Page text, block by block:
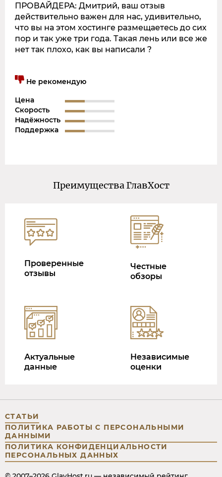
ПРОВАЙДЕРА: Дмитрий, ваш отзыв
действительно важен для нас, удивительно,
что вы на этом хостинге размещаетесь до сих
пор и так уже три года. Такая лень или все же
нет так плохо, как вы написали ?
Не рекомендую
Цена
Скорость
Надёжность
Поддержка
Преимущества ГлавХост
Проверенные
отзывы
Честные
обзоры
Актуальные
данные
Независимые
оценки
СТАТЬИ
ПОЛИТИКА РАБОТЫ С ПЕРСОНАЛЬНЫМИ
ДАННЫМИ
ПОЛИТИКА КОНФИДЕНЦИАЛЬНОСТИ
ПЕРСОНАЛЬНЫХ ДАННЫХ